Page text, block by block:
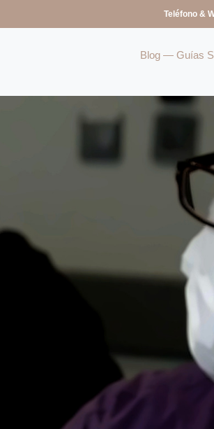
Teléfono &
Blog — Guías